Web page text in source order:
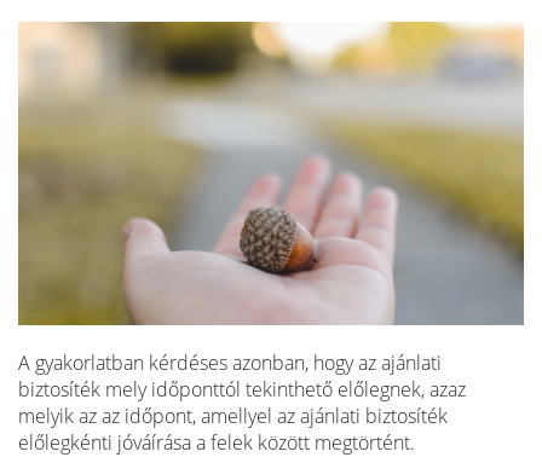
A gyakorlatban kérdéses azonban, hogy az ajánlati
biztosíték mely időponttól tekinthető előlegnek, azaz
melyik az az időpont, amellyel az ajánlati biztosíték
előlegkénti jóváírása a felek között megtörtént.